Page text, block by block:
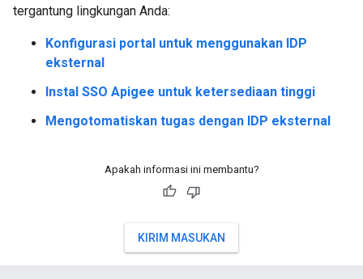
tergantung lingkungan Anda:
Konfigurasi portal untuk menggunakan IDP
eksternal
Instal SSO Apigee untuk ketersediaan tinggi
Mengotomatiskan tugas dengan IDP eksternal
Apakah informasi ini membantu?
KIRIM MASUKAN